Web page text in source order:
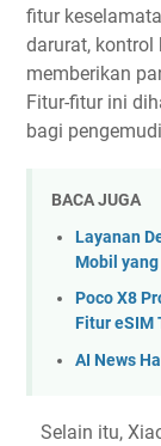
fitur
darurat, kontrol
memberikan
Fitur-fitur ini
bagi
BACA JUGA
Layanan
Mobil
Poco X8
Fitur eSIM
AI News
Selain itu,